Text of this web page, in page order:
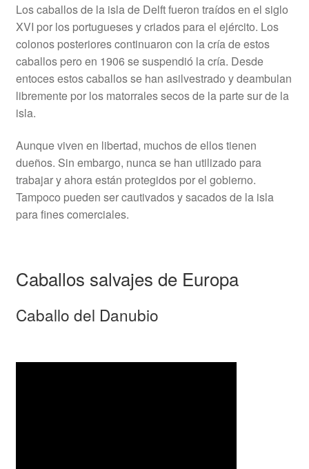
Los caballos de la isla de Delft fueron traídos en el siglo
XVI por los portugueses y criados para el ejército. Los
colonos posteriores continuaron con la cría de estos
caballos pero en 1906 se suspendió la cría. Desde
entoces estos caballos se han asilvestrado y deambulan
libremente por los matorrales secos de la parte sur de la
isla.
Aunque viven en libertad, muchos de ellos tienen
dueños. Sin embargo, nunca se han utilizado para
trabajar y ahora están protegidos por el gobierno.
Tampoco pueden ser cautivados y sacados de la isla
para fines comerciales.
Caballos salvajes de Europa
Caballo del Danubio